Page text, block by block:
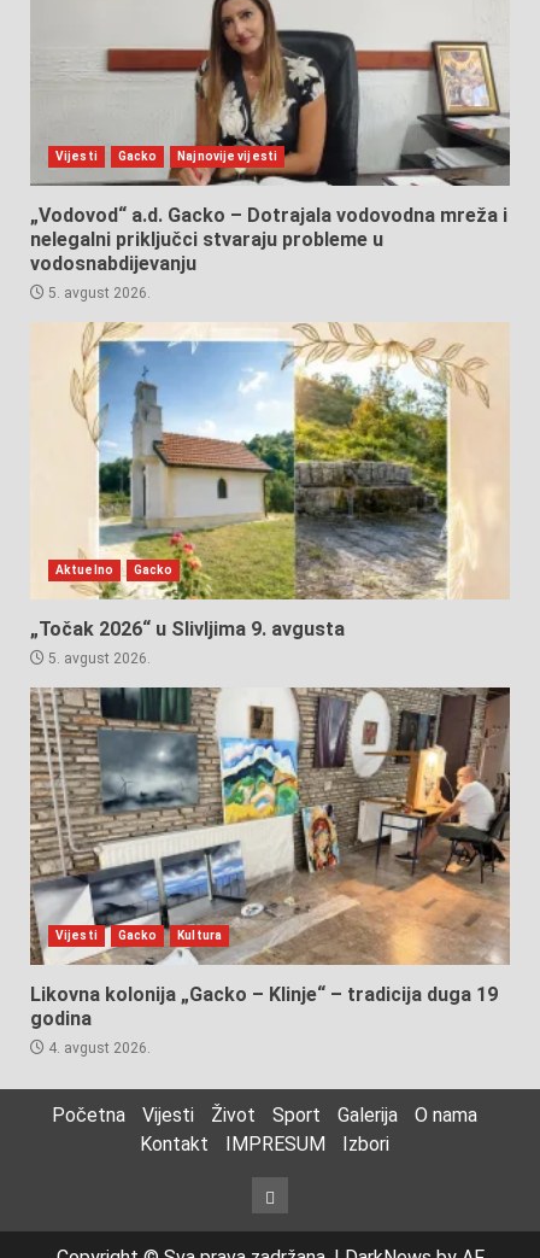
Vijesti Gacko Najnovije vijesti
„Vodovod“ a.d. Gacko – Dotrajala vodovodna mreža i
nelegalni priključci stvaraju probleme u
vodosnabdijevanju
5. avgust 2026.
Aktuelno Gacko
„Točak 2026“ u Slivljima 9. avgusta
5. avgust 2026.
Vijesti Gacko Kultura
Likovna kolonija „Gacko – Klinje“ – tradicija duga 19
godina
4. avgust 2026.
Početna Vijesti Život Sport Galerija
O nama
Kontakt
IMPRESUM Izbori
Izbori